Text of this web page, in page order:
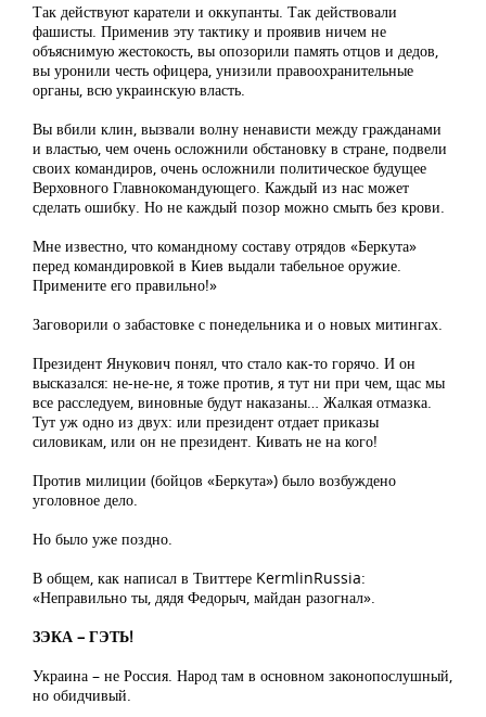
Так действуют каратели и оккупанты. Так действовали
фашисты. Применив эту тактику и проявив ничем не
объяснимую жестокость, вы опозорили память отцов и дедов,
вы уронили честь офицера, унизили правоохранительные
органы, всю украинскую власть.
Вы вбили клин, вызвали волну ненависти между гражданами
и властью, чем очень осложнили обстановку в стране, подвели
своих командиров, очень осложнили политическое будущее
Верховного Главнокомандующего. Каждый из нас может
сделать ошибку. Но не каждый позор можно смыть без крови.
Мне известно, что командному составу отрядов «Беркута»
перед командировкой в Киев выдали табельное оружие.
Примените его правильно!»
Заговорили о забастовке с понедельника и о новых митингах.
Президент Янукович понял, что стало как-то горячо. И он
высказался: не-не-не, я тоже против, я тут ни при чем, щас мы
все расследуем, виновные будут наказаны… Жалкая отмазка.
Тут уж одно из двух: или президент отдает приказы
силовикам, или он не президент. Кивать не на кого!
Против милиции (бойцов «Беркута») было возбуждено
уголовное дело.
Но было уже поздно.
В общем, как написал в Твиттере KermlinRussia:
«Неправильно ты, дядя Федорыч, майдан разогнал».
ЗЭКА – ГЭТЬ!
Украина – не Россия. Народ там в основном законопослушный,
но обидчивый.